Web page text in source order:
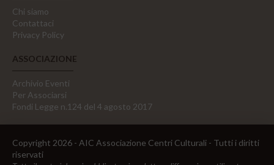
Chi siamo
Contattaci
Privacy Policy
ASSOCIAZIONE
Archivio Eventi
Per Associarsi
Fondi Legge n.124 del 4 agosto 2017
Copyright 2026 - AIC Associazione Centri Culturali - Tutti i diritti
riservati